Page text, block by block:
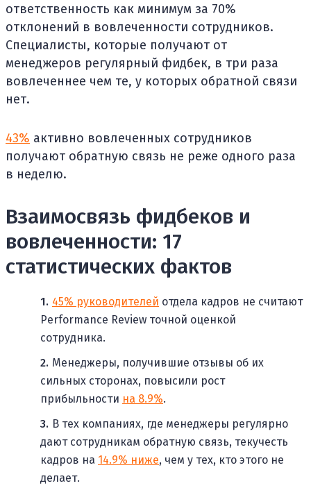
ответственность как минимум за 70%
отклонений в вовлеченности сотрудников.
Специалисты, которые получают от
менеджеров регулярный фидбек, в три раза
вовлеченнее чем те, у которых обратной связи
нет.
43% активно вовлеченных сотрудников
получают обратную связь не реже одного раза
в неделю.
Взаимосвязь фидбеков и
вовлеченности: 17
статистических фактов
45% руководителей отдела кадров не считают
Performance Review точной оценкой
сотрудника.
Менеджеры, получившие отзывы об их
сильных сторонах, повысили рост
прибыльности на 8.9%.
В тех компаниях, где менеджеры регулярно
дают сотрудникам обратную связь, текучесть
кадров на 14.9% ниже, чем у тех, кто этого не
делает.